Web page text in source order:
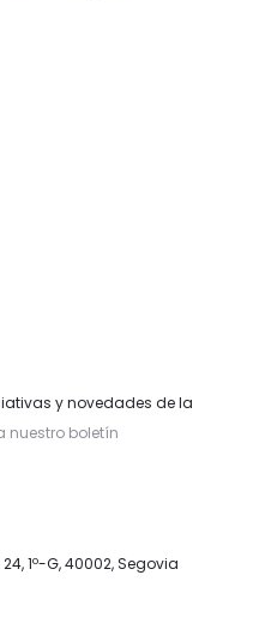
y novedades de la
nuestro boletín
1º-G, 40002, Segovia